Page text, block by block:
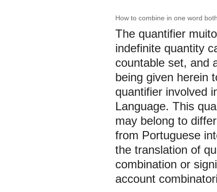
How to combine in one word
The quantifier
indefinite quantity
countable set, and
being given herein
quantifier involved
Language. This
may belong to
from Portuguese
the translation of
combination or
account